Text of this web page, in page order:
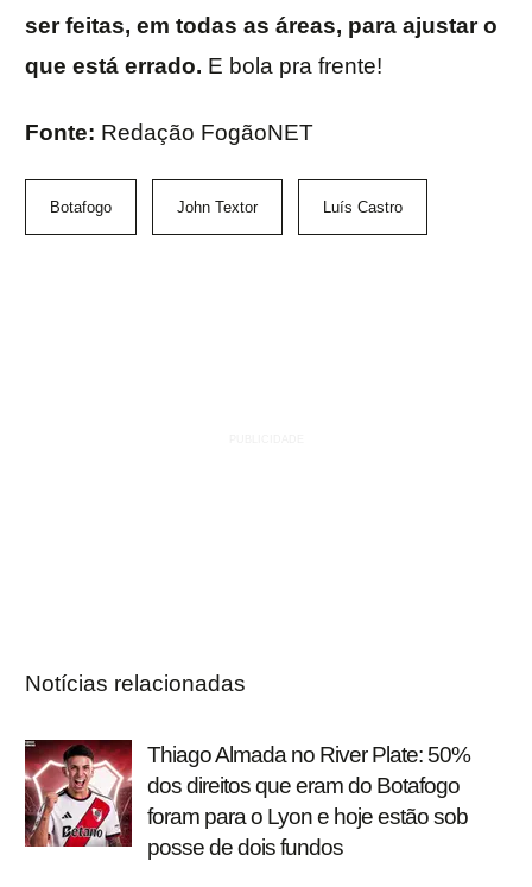
ser feitas, em todas as áreas, para ajustar o
que está errado. E bola pra frente!
Fonte: Redação FogãoNET
Botafogo John Textor Luís Castro
Notícias relacionadas
Thiago Almada no River Plate: 50%
dos direitos que eram do Botafogo
foram para o Lyon e hoje estão sob
posse de dois fundos